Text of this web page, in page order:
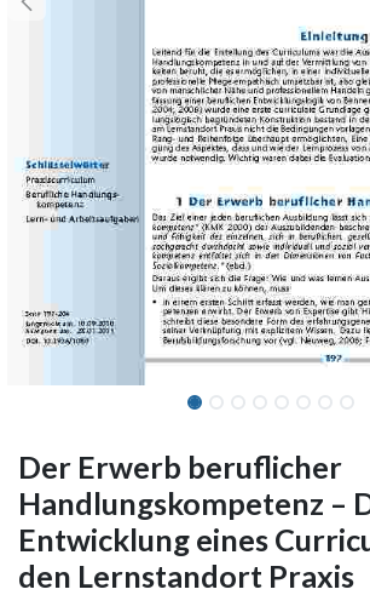
Der Erwerb beruflicher
Handlungskompetenz –
Entwicklung eines
den Lernstandort Praxis